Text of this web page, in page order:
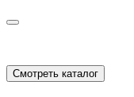
Смотреть каталог